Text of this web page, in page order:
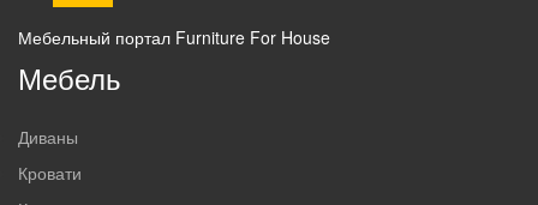
Мебельный портал Furniture For House
Мебель
Диваны
Кровати